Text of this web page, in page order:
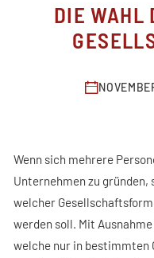
COMPETENCIES
CONTACT
DIE WAHL
Wenn sich mehrere
Unternehmen zu
welcher
werden soll. Mit
welche nur in bestimmten